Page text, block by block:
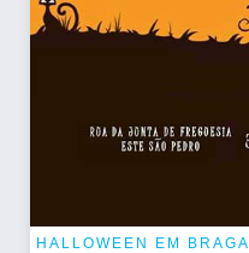
HALLOWEEN EM BRAGA